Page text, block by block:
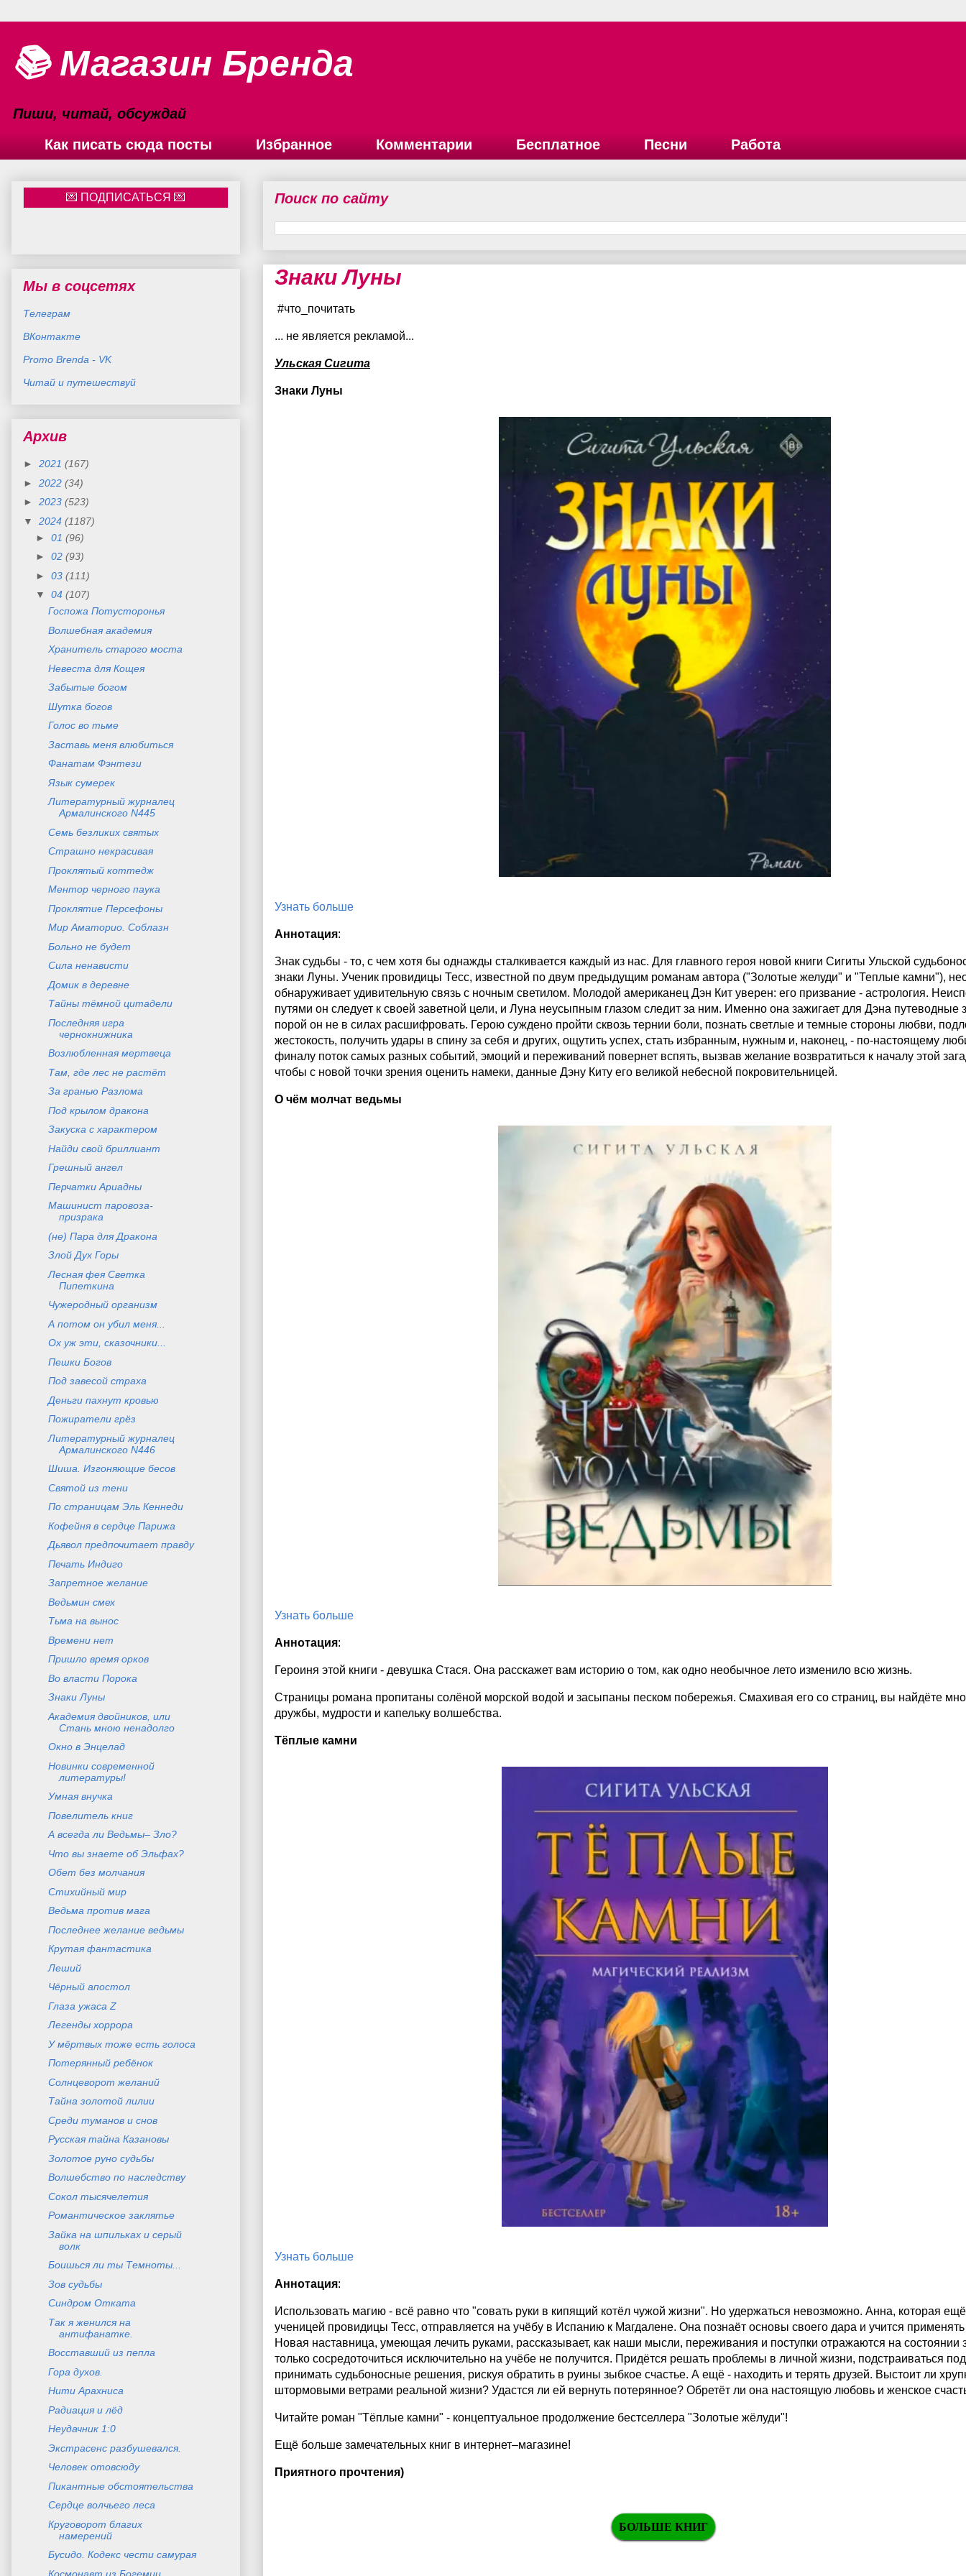
📚 Магазин Бренда
Пиши, читай, обсуждай
Как писать сюда посты
Избранное Комментарии Бесплатное Песни Работа
Поиск по сайту
Знаки Луны
#что_почитать
... не является рекламой...
Ульская Сигита
Знаки Луны
Узнать больше
Аннотация:
Знак судьбы - то, с чем хотя бы однажды сталкивается каждый из нас. Для главного героя новой книги Сигиты Ульской
знаки Луны. Ученик провидицы Тесс, известной по двум предыдущим романам автора ("Золотые желуди" и "Теплые камни"),
обнаруживает удивительную связь с ночным светилом. Молодой американец Дэн Кит уверен: его призвание - астрология.
путями он следует к своей заветной цели, и Луна неусыпным глазом следит за ним. Именно она зажигает для Дэна путеводные
порой он не в силах расшифровать. Герою суждено пройти сквозь тернии боли, познать светлые и темные стороны любви,
жестокость, получить удары в спину за себя и других, ощутить успех, стать избранным, нужным и, наконец, - по-настоящему
финалу поток самых разных событий, эмоций и переживаний повернет вспять, вызвав желание возвратиться к началу этой
чтобы с новой точки зрения оценить намеки, данные Дэну Киту его великой небесной покровительницей.
О чём молчат ведьмы
Узнать больше
Аннотация:
Героиня этой книги - девушка Стася. Она расскажет вам историю о том, как одно необычное лето изменило всю жизнь.
Страницы романа пропитаны солёной морской водой и засыпаны песком побережья. Смахивая его со страниц, вы найдёте
дружбы, мудрости и капельку волшебства.
Тёплые камни
Узнать больше
Аннотация:
Использовать магию - всё равно что "совать руки в кипящий котёл чужой жизни". Но удержаться невозможно. Анна, которая
ученицей провидицы Тесс, отправляется на учёбу в Испанию к Магдалене. Она познаёт основы своего дара и учится
Новая наставница, умеющая лечить руками, рассказывает, как наши мысли, переживания и поступки отражаются на состоянии
только сосредоточиться исключительно на учёбе не получится. Придётся решать проблемы в личной жизни, подстраиваться
принимать судьбоносные решения, рискуя обратить в руины зыбкое счастье. А ещё - находить и терять друзей. Выстоит ли
штормовыми ветрами реальной жизни? Удастся ли ей вернуть потерянное? Обретёт ли она настоящую любовь и женское
Читайте роман "Тёплые камни" - концептуальное продолжение бестселлера "Золотые жёлуди"!
Ещё больше замечательных книг в интернет–магазине!
Приятного прочтения)
БОЛЬШЕ КНИГ
Мы в соцсетях
Телеграм
ВКонтакте
Promo Brenda - VK
Читай и путешествуй
Архив
► 2021 (167)
► 2022 (34)
► 2023 (523)
▼ 2024 (1187)
► 01 (96)
► 02 (93)
► 03 (111)
▼ 04 (107)
Госпожа Потусторонья
Волшебная академия
Хранитель старого моста
Невеста для Кощея
Забытые богом
Шутка богов
Голос во тьме
Заставь меня влюбиться
Фанатам Фэнтези
Язык сумерек
Литературный журналец
Армалинского N445
Семь безликих святых
Страшно некрасивая
Проклятый коттедж
Ментор черного паука
Проклятие Персефоны
Мир Аматорио. Соблазн
Больно не будет
Сила ненависти
Домик в деревне
Тайны тёмной цитадели
Последняя игра
чернокнижника
Возлюбленная мертвеца
Там, где лес не растёт
За гранью Разлома
Под крылом дракона
Закуска с характером
Найди свой бриллиант
Грешный ангел
Перчатки Ариадны
Машинист паровоза-
призрака
(не) Пара для Дракона
Злой Дух Горы
Лесная фея Светка
Пипеткина
Чужеродный организм
А потом он убил меня...
Ох уж эти, сказочники...
Пешки Богов
Под завесой страха
Деньги пахнут кровью
Пожиратели грёз
Литературный журналец
Армалинского N446
Шиша. Изгоняющие бесов
Святой из тени
По страницам Эль Кеннеди
Кофейня в сердце Парижа
Дьявол предпочитает правду
Печать Индиго
Запретное желание
Ведьмин смех
Тьма на вынос
Времени нет
Пришло время орков
Во власти Порока
Знаки Луны
Академия двойников, или
Стань мною ненадолго
Окно в Энцелад
Новинки современной
литературы!
Умная внучка
Повелитель книг
А всегда ли Ведьмы– Зло?
Что вы знаете об Эльфах?
Обет без молчания
Стихийный мир
Ведьма против мага
Последнее желание ведьмы
Крутая фантастика
Леший
Чёрный апостол
Глаза ужаса Z
Легенды хоррора
У мёртвых тоже есть голоса
Потерянный ребёнок
Солнцеворот желаний
Тайна золотой лилии
Среди туманов и снов
Русская тайна Казановы
Золотое руно судьбы
Волшебство по наследству
Сокол тысячелетия
Романтическое заклятье
Зайка на шпильках и серый
волк
Боишься ли ты Темноты...
Зов судьбы
Синдром Отката
Так я женился на
антифанатке.
Восставший из пепла
Гора духов.
Нити Арахниса
Радиация и лёд
Неудачник 1:0
Экстрасенс разбушевался.
Человек отовсюду
Пикантные обстоятельства
Сердце волчьего леса
Круговорот благих
намерений
Бусидо. Кодекс чести самурая
Космонавт из Богемии